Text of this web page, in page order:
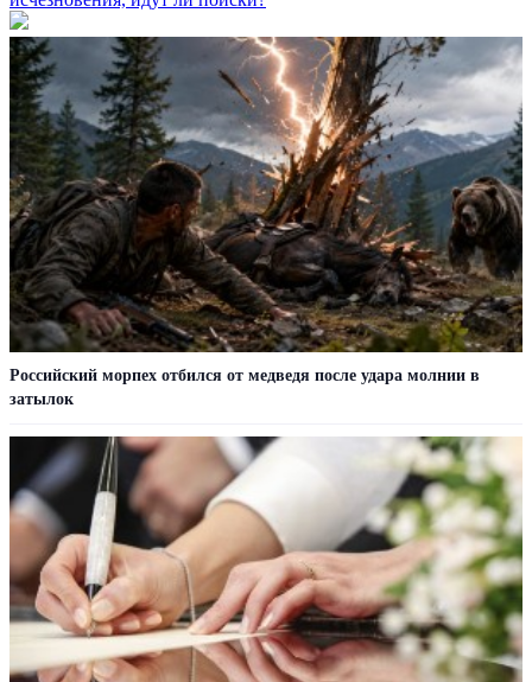
Российский морпех отбился от медведя после удара молнии в
затылок